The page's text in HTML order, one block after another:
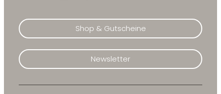
Shop & Gutscheine
Newsletter